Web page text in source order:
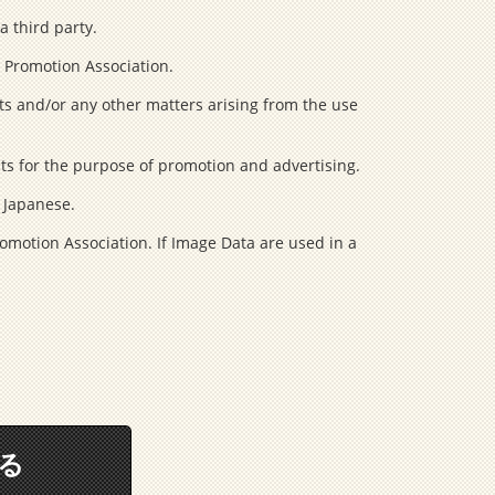
third party.
Association.
and/or any other matters arising from the use
for the purpose of promotion and advertising.
Association. If Image Data are used in a